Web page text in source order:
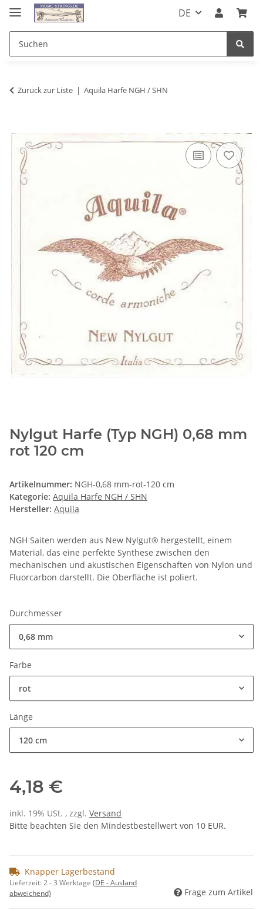
DE
Zurück zur Liste Aquila Harfe NGH / SHN
Nylgut Harfe (Typ NGH) 0,68 mm
rot 120 cm
Artikelnummer: NGH-0,68 mm-rot-120 cm
Kategorie: Aquila Harfe NGH / SHN
Hersteller: Aquila
NGH Saiten werden aus New Nylgut® hergestellt, einem
Material, das eine perfekte Synthese zwischen den
mechanischen und akustischen Eigenschaften von Nylon und
Fluorcarbon darstellt. Die Oberfläche ist poliert.
Durchmesser
0,68 mm
Farbe
rot
Länge
120 cm
4,18 €
inkl. 19% USt. , zzgl. Versand
Bitte beachten Sie den Mindestbestellwert von 10 EUR.
Knapper Lagerbestand
Lieferzeit:2 - 3 Werktage (DE - Ausland
abweichend)
Frage zum Artikel